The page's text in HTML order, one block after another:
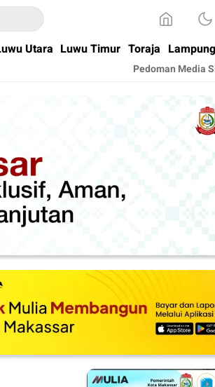
Utara Luwu Timur Toraja Lampung
Pedoman Media